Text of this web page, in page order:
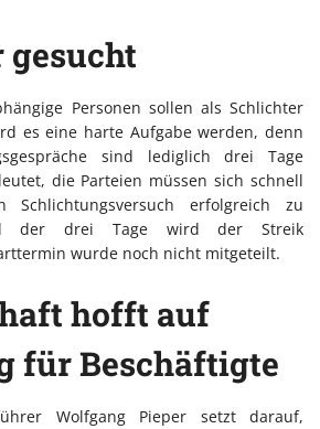
Personen sollen als Schlichter
es eine harte Aufgabe werden, denn
sind lediglich drei Tage
die Parteien müssen sich schnell
Schlichtungsversuch erfolgreich zu
der drei Tage wird der Streik
wurde noch nicht mitgeteilt.
hofft auf
für Beschäftigte
Wolfgang Pieper setzt darauf,